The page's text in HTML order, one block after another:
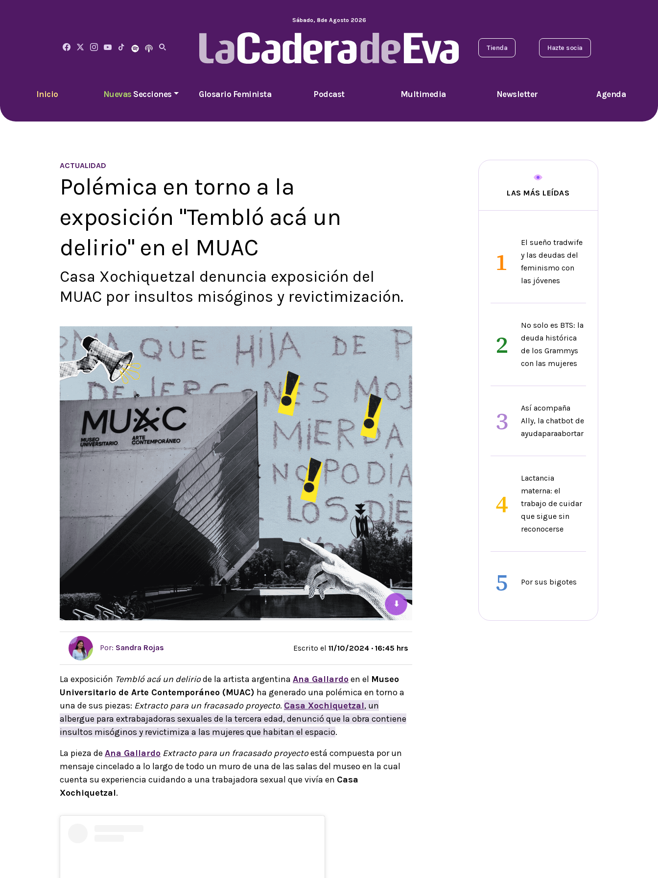
Sábado, 8de Agosto 2026
Tienda Hazte socia
Inicio Nuevas Secciones Glosario Feminista Podcast Multimedia Newsletter Agenda
ACTUALIDAD
Polémica en torno a la
exposición "Tembló acá un
delirio" en el MUAC
Casa Xochiquetzal denuncia exposición del
MUAC por insultos misóginos y revictimización.
⬇
Por: Sandra Rojas Escrito el 11/10/2024 · 16:45 hrs
La exposición Tembló acá un deliriode la artista argentina Ana Gallardoen el Museo
Universitario de Arte Contemporáneo (MUAC) ha generado una polémica en torno a
una de sus piezas: Extracto para un fracasado proyecto. Casa Xochiquetzal, un
albergue para extrabajadoras sexuales de la tercera edad, denunció que la obra contiene
insultos misóginos y revictimiza a las mujeres que habitan el espacio.
La pieza de Ana Gallardo Extracto para un fracasado proyectoestá compuesta por un
mensaje cincelado a lo largo de todo un muro de una de las salas del museo en la cual
cuenta su experiencia cuidando a una trabajadora sexual que vivía en Casa
Xochiquetzal.
LAS MÁS LEÍDAS
1
El sueño tradwife
y las deudas del
feminismo con
las jóvenes
2
No solo es BTS: la
deuda histórica
de los Grammys
con las mujeres
3
Así acompaña
Ally, la chatbot de
ayudaparaabortar
4
Lactancia
materna: el
trabajo de cuidar
que sigue sin
reconocerse
5 Por sus bigotes